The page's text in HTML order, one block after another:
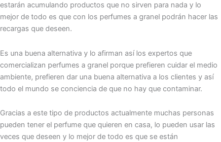
estarán acumulando productos que no sirven para nada y lo
mejor de todo es que con los perfumes a granel podrán hacer las
recargas que deseen.
Es una buena alternativa y lo afirman así los expertos que
comercializan perfumes a granel porque prefieren cuidar el medio
ambiente, prefieren dar una buena alternativa a los clientes y así
todo el mundo se conciencia de que no hay que contaminar.
Gracias a este tipo de productos actualmente muchas personas
pueden tener el perfume que quieren en casa, lo pueden usar las
veces que deseen y lo mejor de todo es que se están